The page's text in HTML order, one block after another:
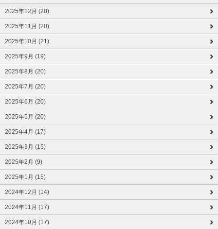
2025年12月 (20)
2025年11月 (20)
2025年10月 (21)
2025年9月 (19)
2025年8月 (20)
2025年7月 (20)
2025年6月 (20)
2025年5月 (20)
2025年4月 (17)
2025年3月 (15)
2025年2月 (9)
2025年1月 (15)
2024年12月 (14)
2024年11月 (17)
2024年10月 (17)